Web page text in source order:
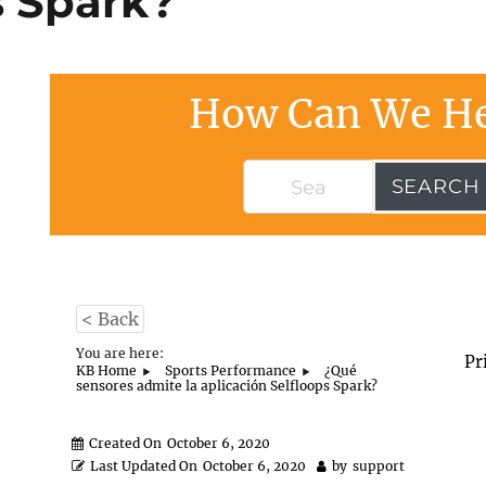
How Can We
SEARCH
< Back
You are here:
KB Home
Sports Performance
¿Qué
sensores admite la aplicación Selfloops Spark?
Created On October 6, 2020
Last Updated On October 6, 2020 by support